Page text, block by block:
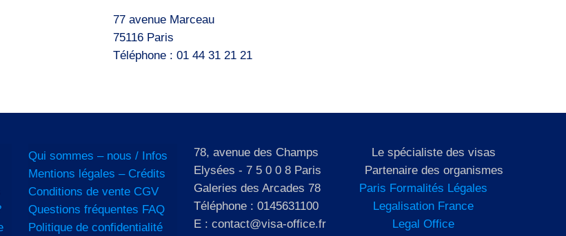
77 avenue Marceau
75116 Paris
Téléphone : 01 44 31 21 21
Qui sommes – nous / Infos
Mentions légales – Crédits
Conditions de vente CGV
Questions fréquentes FAQ
Politique de confidentialité
78, avenue des Champs
Elysées - 7 5 0 0 8 Paris
Galeries des Arcades 78
Téléphone : 0145631100
E : contact@visa-office.fr
Le spécialiste des visas
Partenaire des organismes
Paris Formalités Légales
Legalisation France
Legal Office